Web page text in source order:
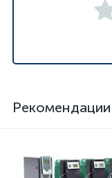
Рекомендации